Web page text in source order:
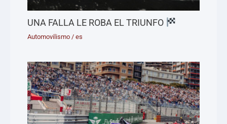
UNA FALLA LE ROBA EL TRIUNFO
Automovilismo /es